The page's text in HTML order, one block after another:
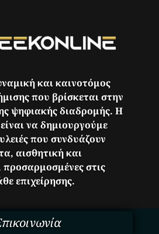
και καινοτόμος
που βρίσκεται στην
ψηφιακής διαδρομής. Η
να δημιουργούμε
που συνδυάζουν
αισθητική και
στις
επιχείρησης.